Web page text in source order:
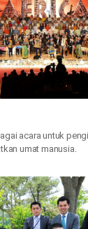
acara untuk
umat manusia.